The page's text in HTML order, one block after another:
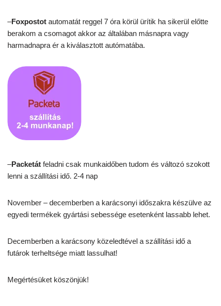
–Foxpostot automatát reggel 7 óra körül ürítik ha sikerül előtte
berakom a csomagot akkor az általában másnapra vagy
harmadnapra ér a kiválasztott autómatába.
–Packetát feladni csak munkaidőben tudom és változó szokott
lenni a szállítási idő. 2-4 nap
November – decemberben a karácsonyi időszakra készülve az
egyedi termékek gyártási sebessége esetenként lassabb lehet.
Decemberben a karácsony közeledtével a szállítási idő a
futárok terheltsége miatt lassulhat!
Megértésüket köszönjük!